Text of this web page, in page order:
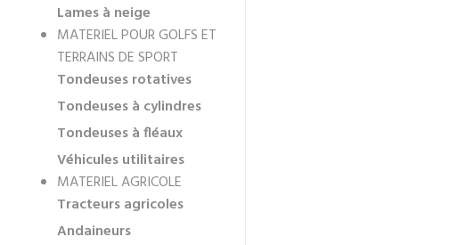
Lames à neige
MATERIEL POUR GOLFS ET
TERRAINS DE SPORT
Tondeuses rotatives
Tondeuses à cylindres
Tondeuses à fléaux
Véhicules utilitaires
MATERIEL AGRICOLE
Tracteurs agricoles
Andaineurs